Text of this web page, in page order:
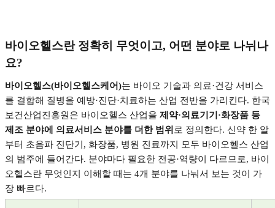
바이오헬스란 정확히 무엇이고, 어떤 분야로 나뉘나
요?
바이오헬스(바이오헬스케어)는 바이오 기술과 의료·건강 서비스
를 결합해 질병을 예방·진단·치료하는 산업 전반을 가리킨다. 한국
보건산업진흥원은 바이오헬스 산업을 제약·의료기기 ·화장품 등
제조 분야에 의료서비스 분야를 더한 범위 로 정의한다. 신약 한 알
부터 초음파 진단기 , 화장품, 병원 진료까지 모두 바이오헬스 산업
의 범주에 들어간다. 분야마다 필요한 전공·역량이 다르므로, 바이
오헬스란 무엇인지 이해할 때는 4개 분야를 나눠서 보는 것이 가
장 빠르다.